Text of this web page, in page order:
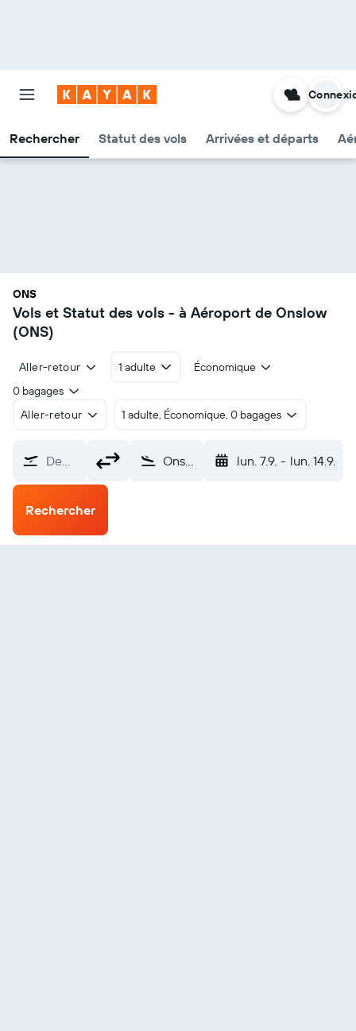
Rechercher Statut des vols Arrivées et départs
ONS
Vols et Statut des vols - à Aéroport de Onslow
(ONS)
Aller-retour 1 adulte
Économique
0 bagages
Aller-retour
1 adulte, Économique, 0 bagages
De… Onslow (ONS) lun. 7.9. - lun. 14.9.
Rechercher